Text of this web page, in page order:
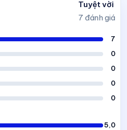
Tuyệt vời
7 đánh giá
7
0
0
0
0
5,0